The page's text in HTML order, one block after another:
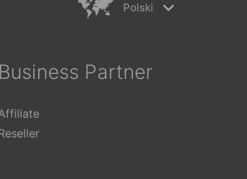
Polski
繁體中文
Business Partner